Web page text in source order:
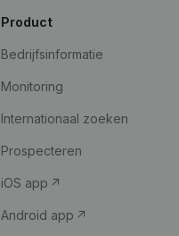
Product
Bedrijfsinformatie
Monitoring
Internationaal zoeken
Prospecteren
iOS app
Android app